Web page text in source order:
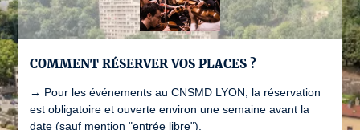
COMMENT RÉSERVER VOS PLACES ?
→ Pour les événements au CNSMD LYON, la réservation
est obligatoire et ouverte environ une semaine avant la
date (sauf mention "entrée libre").